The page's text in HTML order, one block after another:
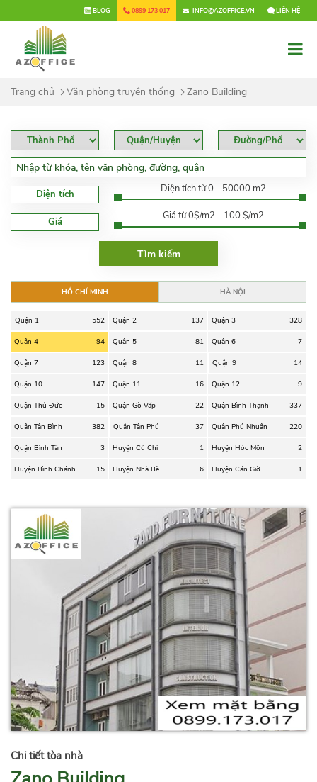
BLOG 0899 173 017 INFO@AZOFFICE.VN LIÊN HỆ×
Trang chủ Văn phòng truyền thống Zano Building
Diện tích Diện tích từ 0 - 50000 m2
Giá Giá từ 0$/m2 - 100 $/m2
HỒ CHÍ MINH HÀ NỘI
Quận 1 552 Quận 2 137 Quận 3 328
Quận 4 94 Quận 5 81 Quận 6 7
Quận 7 123 Quận 8 11 Quận 9 14
Quận 10 147 Quận 11 16 Quận 12 9
Quận Thủ Đức 15 Quận Gò Vấp 22 Quận Bình Thạnh 337
Quận Tân Bình 382 Quận Tân Phú 37 Quận Phú Nhuận 220
Quận Bình Tân 3 Huyện Củ Chi 1 Huyện Hóc Môn 2
Huyện Bình Chánh 15 Huyện Nhà Bè 6 Huyện Cần Giờ 1
Chi tiết tòa nhà